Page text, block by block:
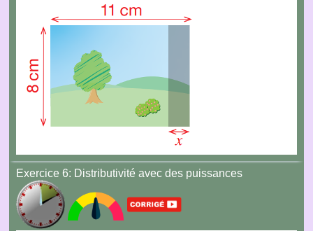
Exercice 6: Distributivité avec des puissances